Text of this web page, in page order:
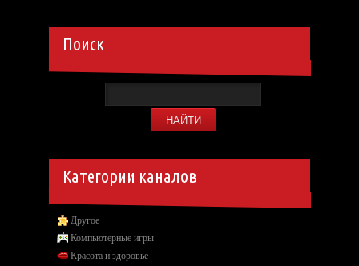
Поиск
Категории каналов
Другое
Компьютерные игры
Красота и здоровье